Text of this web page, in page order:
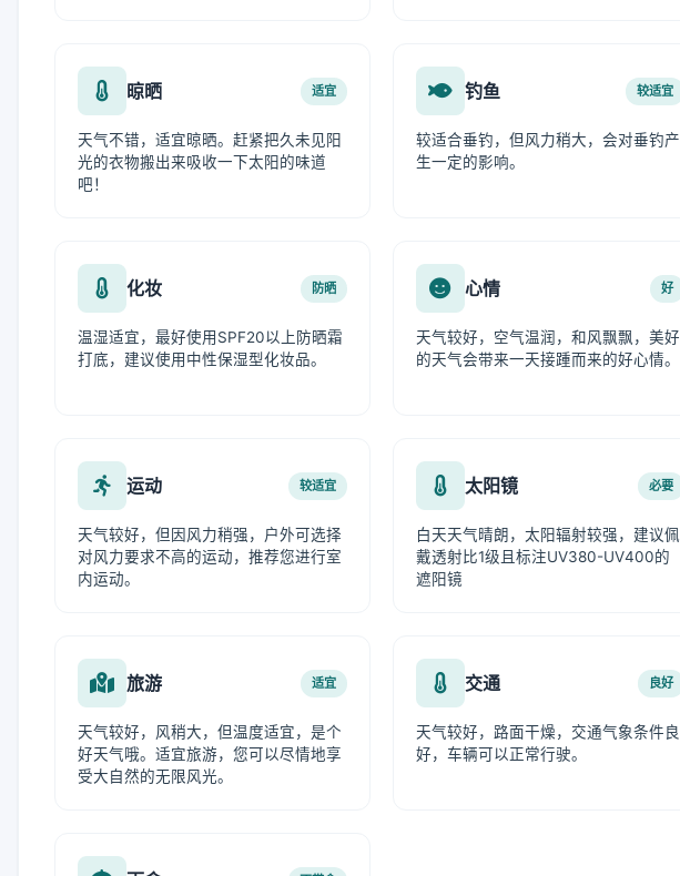
晾晒 适宜
天气不错，适宜晾晒。赶紧把久未见阳
光的衣物搬出来吸收一下太阳的味道
吧！
钓鱼 较适宜
较适合垂钓，但风力稍大，会对垂钓产
生一定的影响。
化妆 防晒
温湿适宜，最好使用SPF20以上防晒霜
打底，建议使用中性保湿型化妆品。
心情 好
天气较好，空气温润，和风飘飘，美好
的天气会带来一天接踵而来的好心情。
运动 较适宜
天气较好，但因风力稍强，户外可选择
对风力要求不高的运动，推荐您进行室
内运动。
太阳镜 必要
白天天气晴朗，太阳辐射较强，建议佩
戴透射比1级且标注UV380-UV400的
遮阳镜
旅游 适宜
天气较好，风稍大，但温度适宜，是个
好天气哦。适宜旅游，您可以尽情地享
受大自然的无限风光。
交通 良好
天气较好，路面干燥，交通气象条件良
好，车辆可以正常行驶。